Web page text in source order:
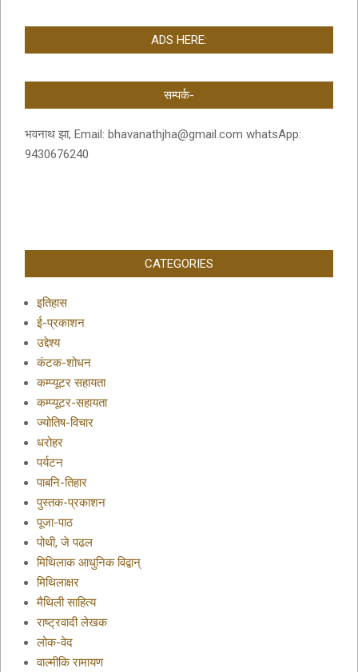
ADS HERE:
सम्पर्क-
भवनाथ झा, Email: bhavanathjha@gmail.com whatsApp:
9430676240
CATEGORIES
इतिहास
ई-प्रकाशन
उद्देश्य
कंटक-शोधन
कम्प्यूटर सहायता
कम्प्यूटर-सहायता
ज्योतिष-विचार
धरोहर
पर्यटन
पाबनि-तिहार
पुस्तक-प्रकाशन
पूजा-पाठ
पोथी, जे पढल
मिथिलाक आधुनिक विद्वान्
मिथिलाक्षर
मैथिली साहित्य
राष्ट्रवादी लेखक
लोक-वेद
वाल्मीकि रामायण